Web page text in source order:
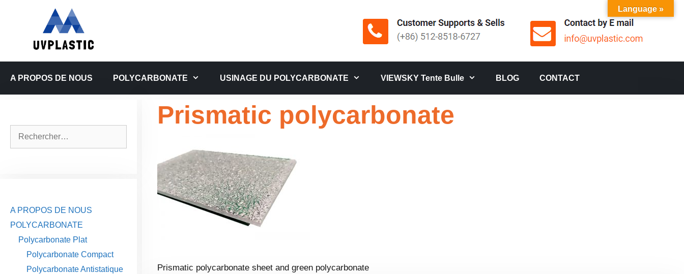
A PROPOS DE NOUS POLYCARBONATE USINAGE DU POLYCARBONATE VIEWSKY Tente Bulle BLOG CONTACT
Prismatic polycarbonate
Prismatic polycarbonate sheet and green polycarbonate
A PROPOS DE NOUS
POLYCARBONATE
Polycarbonate Plat
Polycarbonate Compact
Polycarbonate Antistatique
Language »